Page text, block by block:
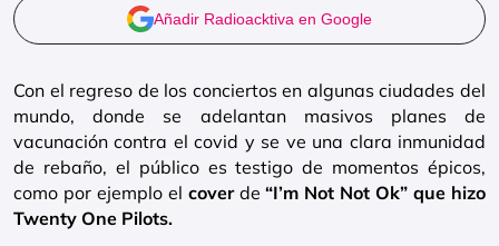
Añadir Radioacktiva en Google
Con el regreso de los conciertos en algunas ciudades del
mundo, donde se adelantan masivos planes de
vacunación contra el covid y se ve una clara inmunidad
de rebaño, el público es testigo de momentos épicos,
como por ejemplo el coverde “I’m Not Not Ok” que hizo
Twenty One Pilots.